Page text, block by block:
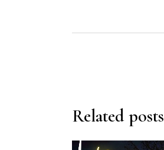
Related posts